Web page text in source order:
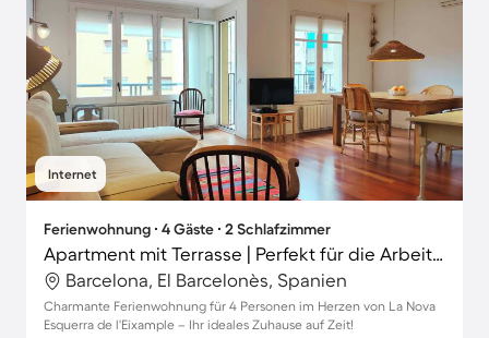
Internet
Ferienwohnung ∙ 4 Gäste ∙ 2 Schlafzimmer
Apartment mit Terrasse | Perfekt für die Arbeit von Zuhause
Barcelona, El Barcelonès, Spanien
Charmante Ferienwohnung für 4 Personen im Herzen von La Nova
Esquerra de l'Eixample – Ihr ideales Zuhause auf Zeit!